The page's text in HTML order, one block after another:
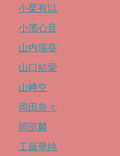
小栗有以
小濱心音
山内瑞葵
山口結愛
山﨑空
岡田奈々
岡部麟
工藤華純